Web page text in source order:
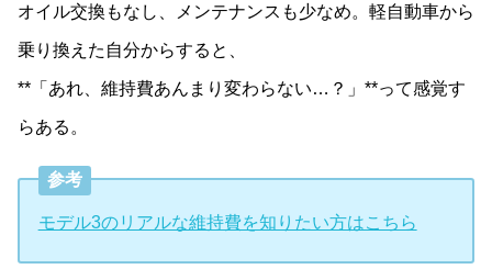
オイル交換もなし、メンテナンスも少なめ。軽自動車から
乗り換えた自分からすると、
**「あれ、維持費あんまり変わらない…？」**って感覚す
らある。
参考
モデル3のリアルな維持費を知りたい方はこちら